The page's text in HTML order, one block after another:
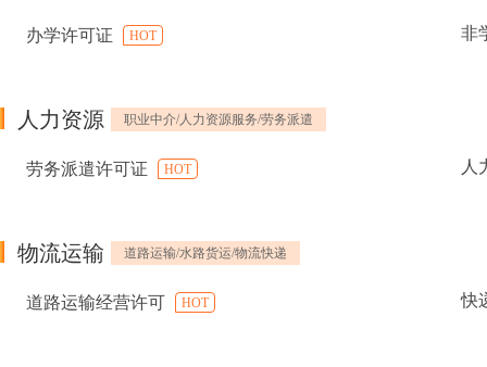
办学许可证 HOT 非
人力资源 职业中介/人力资源服务/劳务派遣
劳务派遣许可证 HOT 人
物流运输 道路运输/水路货运/物流快递
道路运输经营许可 HOT 快